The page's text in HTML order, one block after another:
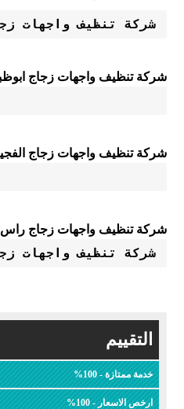
شركة تنظيف واجهات
شركة تنظيف واجهات زجاج
شركة تنظيف واجهات زجاج
شركة تنظيف واجهات زجاج راس
شركة تنظيف واجهات
التقييم
خدمة ممتازة - 100%
ارخص الاسعار - 100%